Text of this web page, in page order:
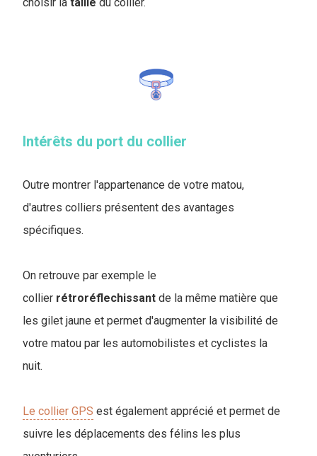
Intérêts du port du collier
Outre montrer l'appartenance de votre matou,
d'autres colliers présentent des avantages
spécifiques.
On retrouve par exemple le
collier rétroréflechissant de la même matière que
les gilet jaune et permet d'augmenter la visibilité de
votre matou par les automobilistes et cyclistes la
nuit.
Le collier GPS est également apprécié et permet de
suivre les déplacements des félins les plus